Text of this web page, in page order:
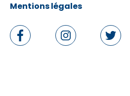
Qui sommes-nous ?
Contactez-nous
Rétractation en ligne
Mentions légales
Conditions Générales
Politique de données personnelles